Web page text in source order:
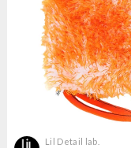
Lil Detail lab.